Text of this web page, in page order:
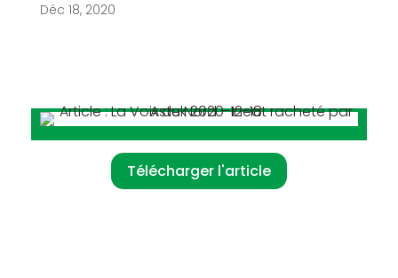
Déc 18, 2020
Télécharger l'article